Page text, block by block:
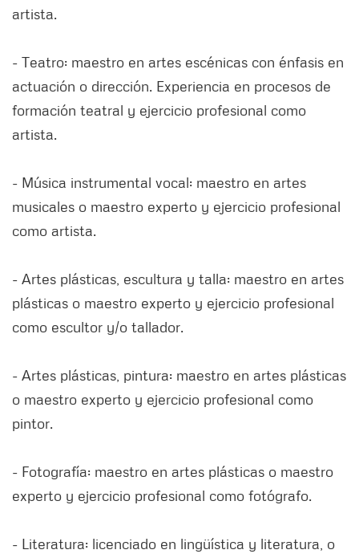
artista.
- Teatro: maestro en artes escénicas con énfasis en
actuación o dirección. Experiencia en procesos de
formación teatral y ejercicio profesional como
artista.
- Música instrumental vocal: maestro en artes
musicales o maestro experto y ejercicio profesional
como artista.
- Artes plásticas, escultura y talla: maestro en artes
plásticas o maestro experto y ejercicio profesional
como escultor y/o tallador.
- Artes plásticas, pintura: maestro en artes plásticas
o maestro experto y ejercicio profesional como
pintor.
- Fotografía: maestro en artes plásticas o maestro
experto y ejercicio profesional como fotógrafo.
- Literatura: licenciado en lingüística y literatura, o